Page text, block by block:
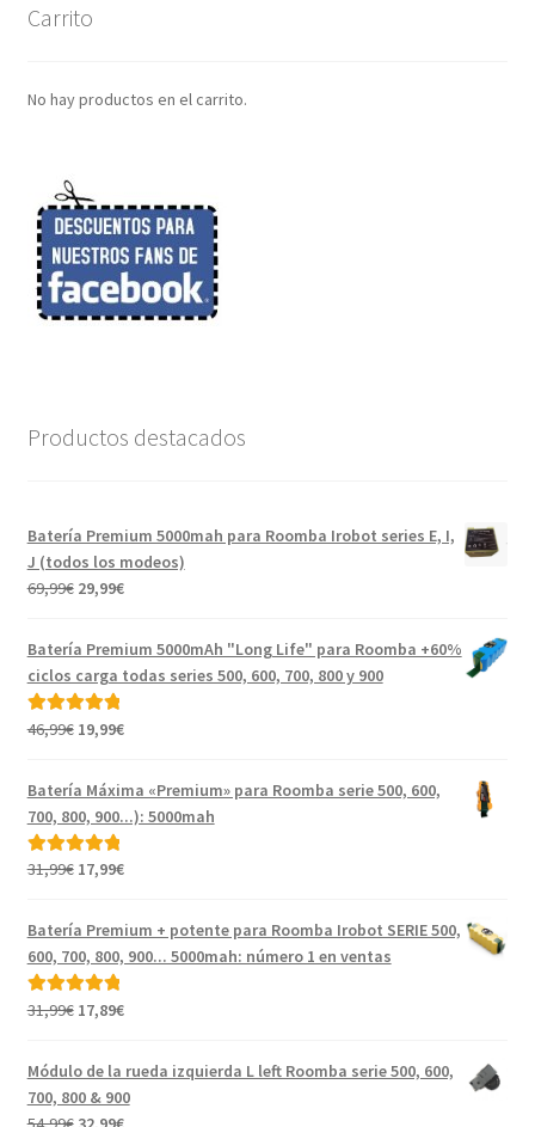
Carrito
No hay productos en el carrito.
Productos destacados
Batería Premium 5000mah para Roomba Irobot series E, I,
J (todos los modeos)
69,99€ El
original
69,99€.
29,99€El
actual
es:
Batería Premium 5000mAh "Long Life" para Roomba +60%
ciclos carga todas series 500, 600, 700, 800 y 900
Valorado con
46,99€ El
original
46,99€.
19,99€El
es:
19,99€.
Batería Máxima «Premium» para Roomba serie 500, 600,
700, 800, 900...): 5000mah
Valorado con
31,99€ El
original
era:
31,99€.
17,99€El
actual
es:
Batería Premium + potente para Roomba Irobot SERIE 500,
600, 700, 800, 900... 5000mah: número 1 en ventas
Valorado con
31,99€ El
original
era:
31,99€.
17,89€El
actual
es:
17,89€.
Módulo de la rueda izquierda L left Roomba serie 500, 600,
700, 800 & 900
El
El